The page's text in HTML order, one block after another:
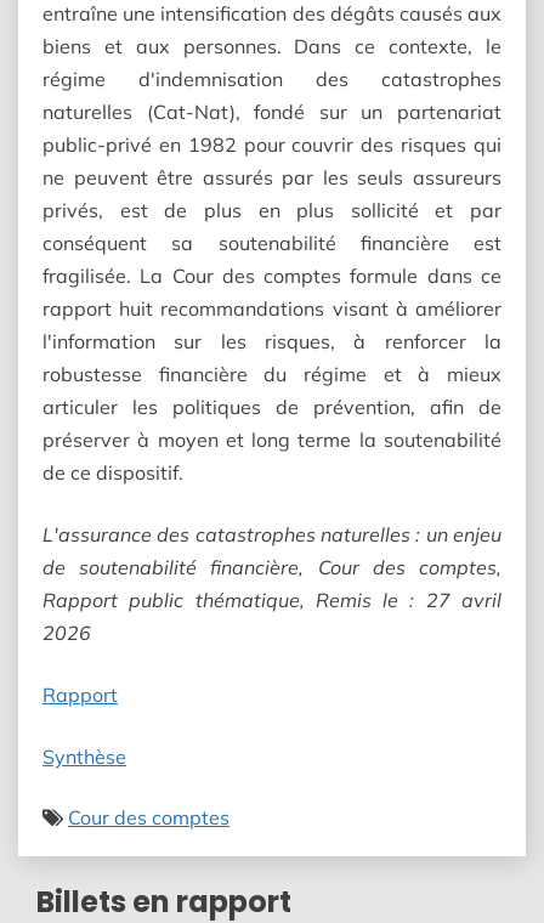
entraîne une intensification des dégâts causés aux
biens et aux personnes. Dans ce contexte, le
régime d'indemnisation des catastrophes
naturelles (Cat-Nat), fondé sur un partenariat
public-privé en 1982 pour couvrir des risques qui
ne peuvent être assurés par les seuls assureurs
privés, est de plus en plus sollicité et par
conséquent sa soutenabilité financière est
fragilisée. La Cour des comptes formule dans ce
rapport huit recommandations visant à améliorer
l'information sur les risques, à renforcer la
robustesse financière du régime et à mieux
articuler les politiques de prévention, afin de
préserver à moyen et long terme la soutenabilité
de ce dispositif.
L'assurance des catastrophes naturelles : un enjeu
de soutenabilité financière, Cour des comptes,
Rapport public thématique, Remis le : 27 avril
2026
Rapport
Synthèse
Cour des comptes
Billets en rapport